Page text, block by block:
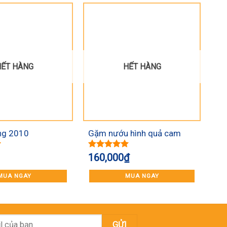
HÀNG
2010
NGAY
HẾT HÀNG
Gặm nướu hình quả cam
kèm dây Ange
Được xếp
hạng5.00
5 sao
160,000₫
MUA NGAY